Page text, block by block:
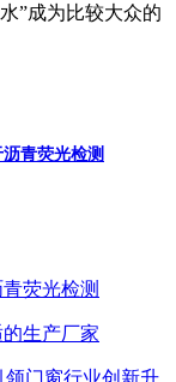
”成为比较大众的
青荧光检测
荧光检测
生产厂家
领门窗行业创新升